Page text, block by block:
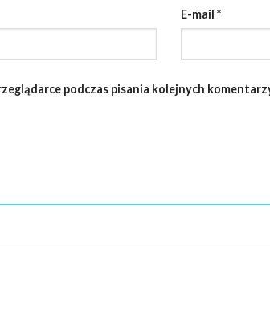
E-mail *
podczas pisania kolejnych